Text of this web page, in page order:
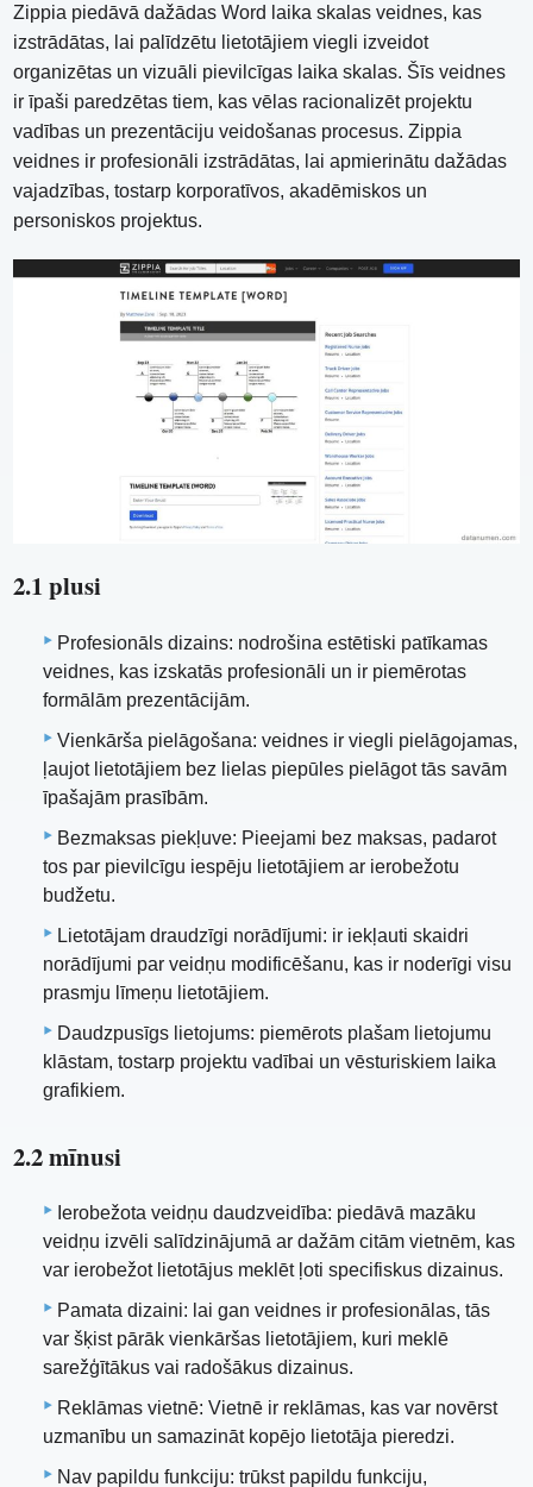
Zippia piedāvā dažādas Word laika skalas veidnes, kas
izstrādātas, lai palīdzētu lietotājiem viegli izveidot
organizētas un vizuāli pievilcīgas laika skalas. Šīs veidnes
ir īpaši paredzētas tiem, kas vēlas racionalizēt projektu
vadības un prezentāciju veidošanas procesus. Zippia
veidnes ir profesionāli izstrādātas, lai apmierinātu dažādas
vajadzības, tostarp korporatīvos, akadēmiskos un
personiskos projektus.
2.1 plusi
Profesionāls dizains: nodrošina estētiski patīkamas
veidnes, kas izskatās profesionāli un ir piemērotas
formālām prezentācijām.
Vienkārša pielāgošana: veidnes ir viegli pielāgojamas,
ļaujot lietotājiem bez lielas piepūles pielāgot tās savām
īpašajām prasībām.
Bezmaksas piekļuve: Pieejami bez maksas, padarot
tos par pievilcīgu iespēju lietotājiem ar ierobežotu
budžetu.
Lietotājam draudzīgi norādījumi: ir iekļauti skaidri
norādījumi par veidņu modificēšanu, kas ir noderīgi visu
prasmju līmeņu lietotājiem.
Daudzpusīgs lietojums: piemērots plašam lietojumu
klāstam, tostarp projektu vadībai un vēsturiskiem laika
grafikiem.
2.2 mīnusi
Ierobežota veidņu daudzveidība: piedāvā mazāku
veidņu izvēli salīdzinājumā ar dažām citām vietnēm, kas
var ierobežot lietotājus meklēt ļoti specifiskus dizainus.
Pamata dizaini: lai gan veidnes ir profesionālas, tās
var šķist pārāk vienkāršas lietotājiem, kuri meklē
sarežģītākus vai radošākus dizainus.
Reklāmas vietnē: Vietnē ir reklāmas, kas var novērst
uzmanību un samazināt kopējo lietotāja pieredzi.
Nav papildu funkciju: trūkst papildu funkciju,